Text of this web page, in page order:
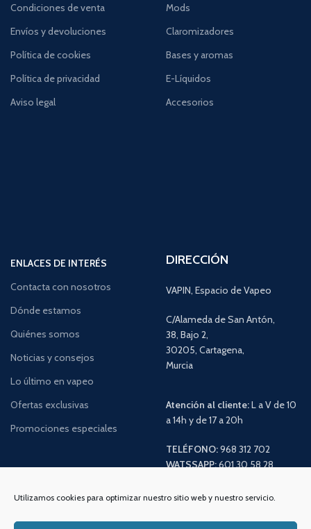
Utilizamos cookies para optimizar nuestro sitio web y nuestro servicio.
Condiciones de venta
Envíos y devoluciones
Política de cookies
Política de privacidad
Aviso legal
Mods
Claromizadores
Bases y aromas
E-Líquidos
Accesorios
ENLACES DE INTERÉS
Contacta con nosotros
Dónde estamos
Quiénes somos
Noticias y consejos
Lo último en vapeo
Ofertas exclusivas
Promociones especiales
DIRECCIÓN
VAPIN, Espacio de Vapeo
C/Alameda de San Antón,
38, Bajo 2,
30205, Cartagena,
Murcia
Atención al cliente:L a V de 10
a 14h y de 17 a 20h
TELÉFONO:968 312 702
WATSSAPP:601 30 58 28